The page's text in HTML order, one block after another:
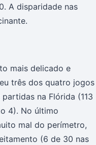
A disparidade nas
mais delicado e
três dos quatro jogos
na Flórida (113
4). No último
mal do perímetro,
(6 de 30 nas